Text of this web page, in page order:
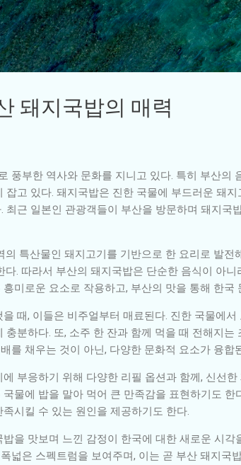
기본 콘텐츠로 건너뛰기
돼지국밥의 매력
풍부한 역사와 문화를 지니고 있다. 특히 부산의
고 있다. 돼지국밥은 진한 국물에 부드러운 돼
근 일본인 관광객들이 부산을 방문하며 돼지국
특산물인 돼지고기를 기반으로 한 요리로 발
. 따라서 부산의 돼지국밥은 단순한 음식이 아
미로운 요소로 작용하고, 부산의 맛을 통해 한국
때, 이들은 비주얼부터 매료된다. 진한 국물에
분하다. 또, 소주 한 잔과 함께 먹을 때 전해지
를 채우는 것이 아닌, 다양한 문화적 요소가 융합
부응하기 위해 다양한 리필 옵션과 함께, 신선
물에 밥을 말아 먹어 큰 만족감을 표현하기도
시킬 수 있는 원인을 제공하기도 한다.
을 맛보며 느낀 감정이 한국에 대한 새로운 시
넓은 스펙트럼을 보여주며, 이는 곧 부산 돼지국